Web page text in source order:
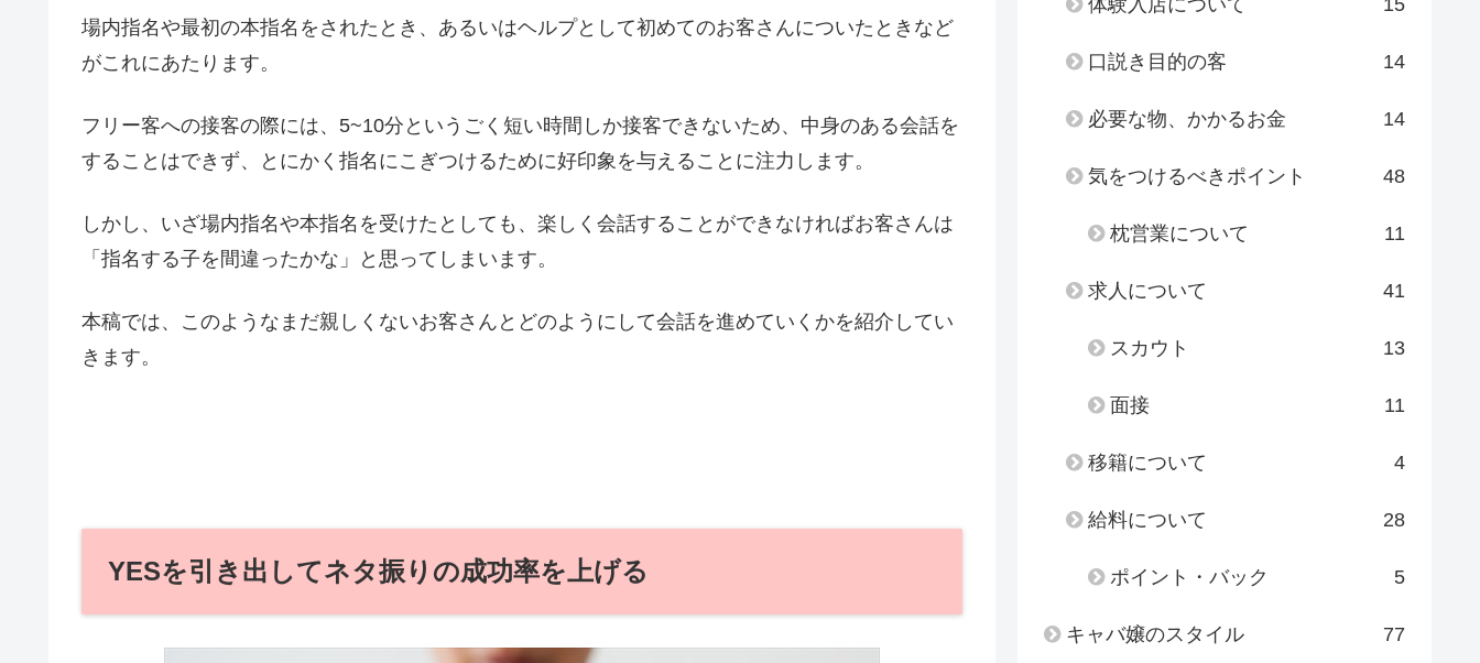
場内指名や最初の本指名をされたとき、あるいはヘルプとして初めてのお客さんについたときなど
がこれにあたります。
フリー客への接客の際には、5~10分というごく短い時間しか接客できないため、中身のある会話を
することはできず、とにかく指名にこぎつけるために好印象を与えることに注力します。
しかし、いざ場内指名や本指名を受けたとしても、楽しく会話することができなければお客さんは
「指名する子を間違ったかな」と思ってしまいます。
本稿では、このようなまだ親しくないお客さんとどのようにして会話を進めていくかを紹介してい
きます。
YESを引き出してネタ振りの成功率を上げる
体験入店について 15
口説き目的の客 14
必要な物、かかるお金 14
気をつけるべきポイント 48
枕営業について 11
求人について 41
スカウト 13
面接 11
移籍について 4
給料について 28
ポイント・バック 5
キャバ嬢のスタイル 77